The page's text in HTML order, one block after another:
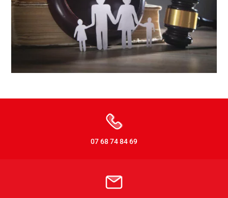
07 68 74 84 69